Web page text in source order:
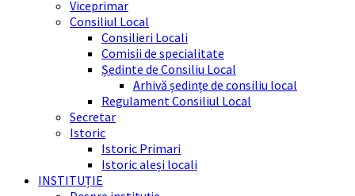
Viceprimar
Consiliul Local
Consilieri Locali
Comisii de specialitate
Ședinte de Consiliu Local
Arhivă ședințe de consiliu local
Regulament Consiliul Local
Secretar
Istoric
Istoric Primari
Istoric aleși locali
INSTITUȚIE